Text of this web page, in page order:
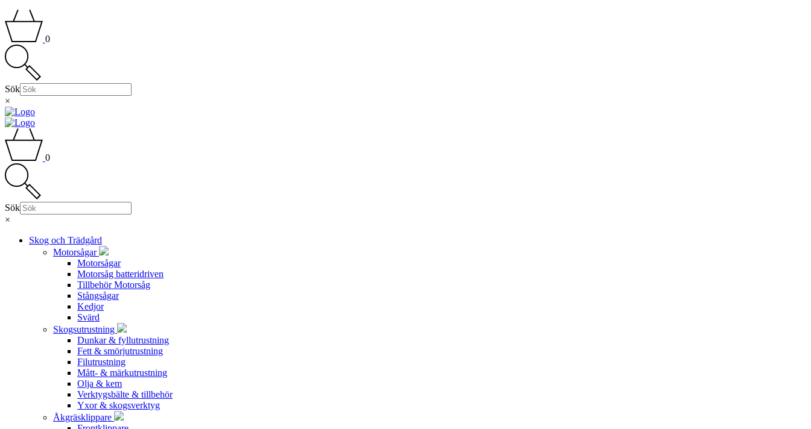
0
Sök
×
0
Sök
×
Skog och Trädgård
Motorsågar
Motorsågar
Motorsåg batteridriven
Tillbehör Motorsåg
Stångsågar
Kedjor
Svärd
Skogsutrustning
Dunkar & fyllutrustning
Fett & smörjutrustning
Filutrustning
Mått- & märkutrustning
Olja & kem
Verktygsbälte & tillbehör
Yxor & skogsverktyg
Åkgräsklippare